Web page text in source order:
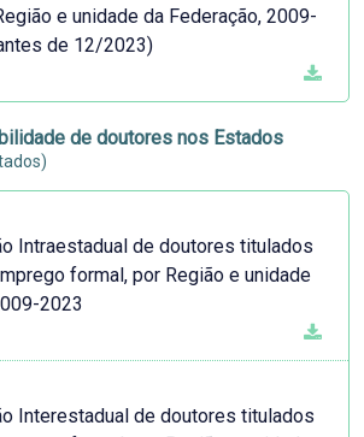
e unidade da Federação, 2009-
de 12/2023)
de doutores nos Estados
Intraestadual de doutores titulados
formal, por Região e unidade
2023
Interestadual de doutores titulados